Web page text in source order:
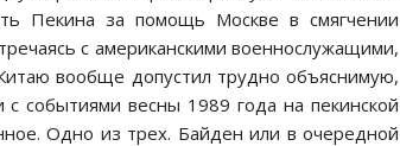
Пекина за помощь Москве в смягчении
с американскими военнослужащими,
вообще допустил трудно объяснимую,
событиями весны 1989 года на пекинской
Одно из трех. Байден или в очередной